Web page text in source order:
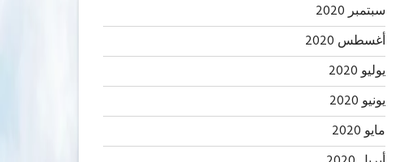
سبتمبر 2020
أغسطس 2020
يوليو 2020
يونيو 2020
مايو 2020